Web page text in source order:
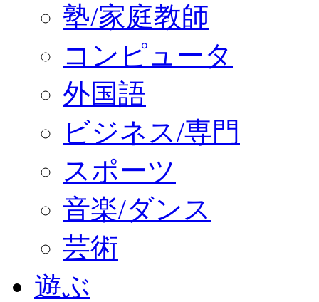
塾/家庭教師
コンピュータ
外国語
ビジネス/専門
スポーツ
音楽/ダンス
芸術
遊ぶ